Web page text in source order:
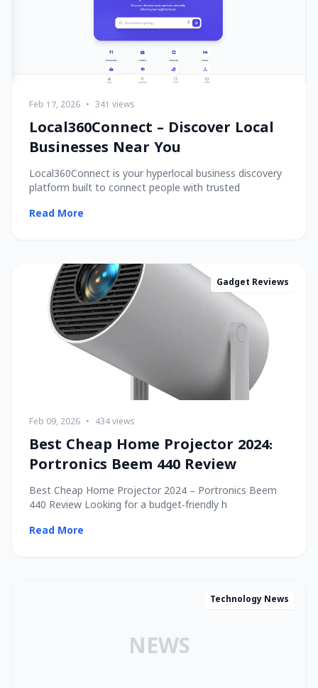
Feb 17, 2026 • 341 views
Local360Connect – Discover Local
Businesses Near You
Local360Connect is your hyperlocal business discovery
platform built to connect people with trusted
Read More
Gadget Reviews
Feb 09, 2026 • 434 views
Best Cheap Home Projector 2024:
Portronics Beem 440 Review
Best Cheap Home Projector 2024 – Portronics Beem
440 Review Looking for a budget-friendly h
Read More
NEWS
Technology News